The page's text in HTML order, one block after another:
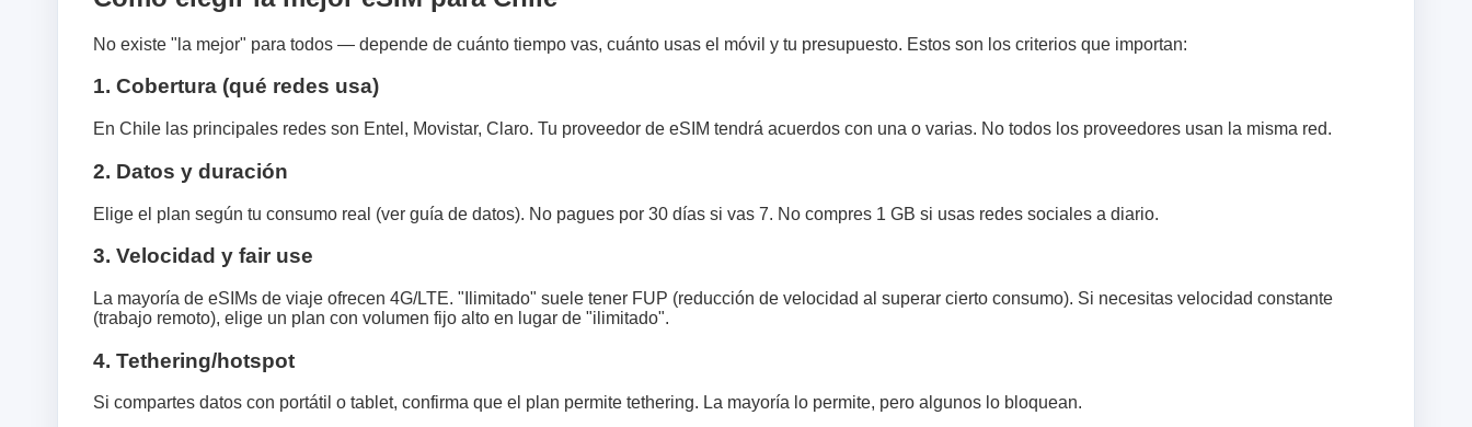
No existe "la mejor" para todos — depende de cuánto tiempo vas, cuánto usas el móvil y tu presupuesto. Estos son los criterios que importan:
1. Cobertura (qué redes usa)
En Chile las principales redes son Entel, Movistar, Claro. Tu proveedor de eSIM tendrá acuerdos con una o varias. No todos los proveedores usan la misma red.
2. Datos y duración
Elige el plan según tu consumo real (ver guía de datos). No pagues por 30 días si vas 7. No compres 1 GB si usas redes sociales a diario.
3. Velocidad y fair use
La mayoría de eSIMs de viaje ofrecen 4G/LTE. "Ilimitado" suele tener FUP (reducción de velocidad al superar cierto consumo). Si necesitas velocidad constante
(trabajo remoto), elige un plan con volumen fijo alto en lugar de "ilimitado".
4. Tethering/hotspot
Si compartes datos con portátil o tablet, confirma que el plan permite tethering. La mayoría lo permite, pero algunos lo bloquean.